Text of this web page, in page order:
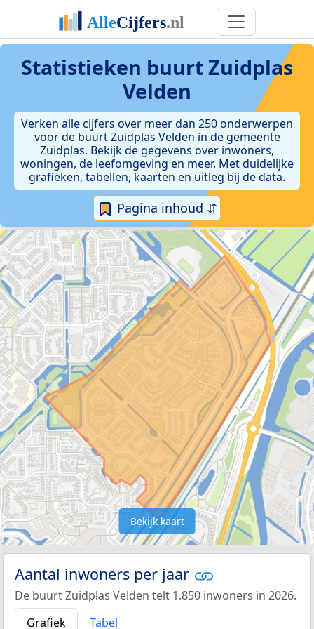
Statistieken buurt Zuidplas
Velden
Verken alle cijfers over meer dan 250 onderwerpen
voor de buurt Zuidplas Velden in de gemeente
Zuidplas. Bekijk de gegevens over inwoners,
woningen, de leefomgeving en meer. Met duidelijke
grafieken, tabellen, kaarten en uitleg bij de data.
Pagina inhoud ⇵
Bekijk kaart
Aantal inwoners per jaar
De buurt Zuidplas Velden telt 1.850 inwoners in 2026.
Grafiek
Tabel